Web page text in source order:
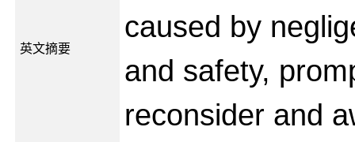
英文摘要
caused by
and safety,
reconsider and